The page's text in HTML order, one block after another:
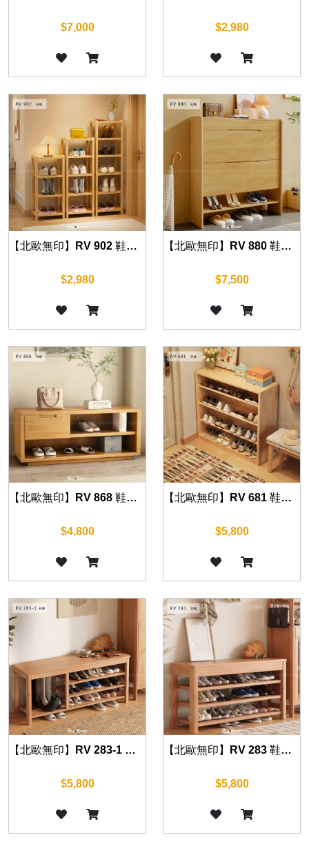
$7,000 $2,980
【北歐無印】RV 902 鞋櫃 30cm
$2,980
【北歐無印】RV 880 鞋櫃 60/80/100cm
$7,500
【北歐無印】RV 868 鞋櫃 60/80/100cm
$4,800
【北歐無印】RV 681 鞋櫃 60cm
$5,800
【北歐無印】RV 283-1 含靴位鞋櫃 120cm
$5,800
【北歐無印】RV 283 鞋櫃 120cm
$5,800